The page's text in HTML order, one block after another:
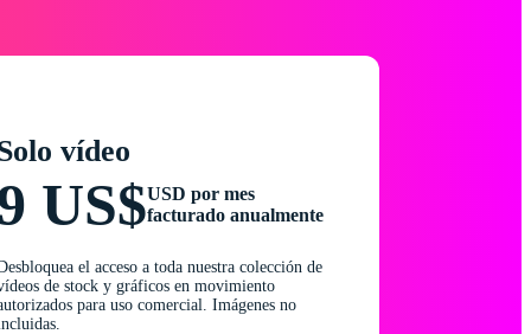
vídeo
US$USD por mes
facturado anualmente
el acceso a toda nuestra colección de
de stock y gráficos en movimiento
para uso comercial. Imágenes no